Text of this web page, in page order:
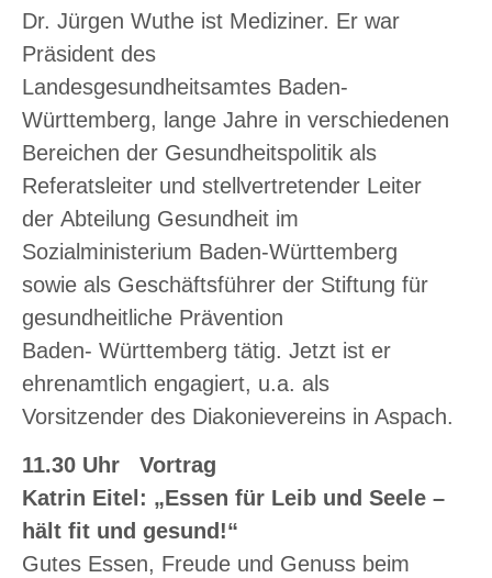
Dr. Jürgen Wuthe ist Mediziner. Er war
Präsident des
Landesgesundheitsamtes Baden-
Württemberg, lange Jahre in verschiedenen
Bereichen der Gesundheitspolitik als
Referatsleiter und stellvertretender Leiter
der Abteilung Gesundheit im
Sozialministerium Baden-Württemberg
sowie als Geschäftsführer der Stiftung für
gesundheitliche Prävention
Baden- Württemberg tätig. Jetzt ist er
ehrenamtlich engagiert, u.a. als
Vorsitzender des Diakonievereins in Aspach.
11.30 Uhr Vortrag
Katrin Eitel: „Essen für Leib und Seele –
hält fit und gesund!“
Gutes Essen, Freude und Genuss beim